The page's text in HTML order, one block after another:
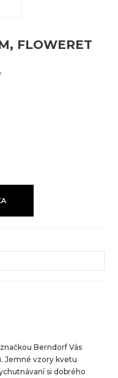
FLOWERET
Berndorf Vás
Jemné vzory kvetu
si dobrého